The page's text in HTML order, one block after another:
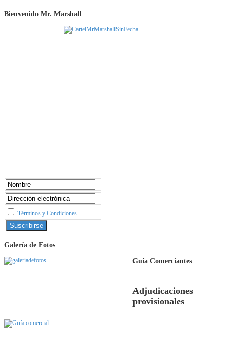
Bienvenido Mr. Marshall
Términos y Condiciones
Galería de Fotos
Guía Comerciantes
Adjudicaciones
provisionales